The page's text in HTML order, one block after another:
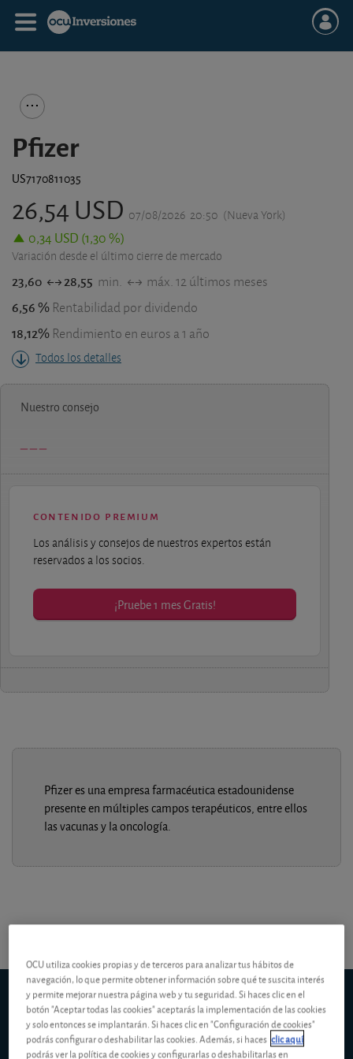
Pfizer
US7170811035
26,54 USD 07/08/2026 20:50 (Nueva York)
0,34 USD (1,30 %)
Variación desde el último cierre de mercado
23,60 28,55 min. máx. 12 últimos meses
6,56 % Rentabilidad por dividendo
18,12% Rendimiento en euros a 1 año
Todos los detalles
Nuestro consejo
contenido premium
Los análisis y consejos de nuestros expertos están
reservados a los socios.
¡Pruebe 1 mes Gratis!
Pfizer es una empresa farmacéutica estadounidense
presente en múltiples campos terapéuticos, entre ellos
las vacunas y la oncología.
5d 1m 6m ytd 1y 5y 10y
Pfizer(Nueva York)
OCU utiliza cookies propias y de terceros para analizar tus hábitos de
navegación, lo que permite obtener información sobre qué te suscita interés
y permite mejorar nuestra página web y tu seguridad. Si haces clic en el
botón "Aceptar todas las cookies" aceptarás la implementación de las cookies
y solo entonces se implantarán. Si haces clic en "Configuración de cookies"
podrás configurar o deshabilitar las cookies. Además, si haces clic aquí
podrás ver la política de cookies y configurarlas o deshabilitarlas en